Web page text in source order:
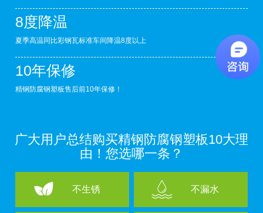
8度降温
夏季高温同比彩钢瓦标准车间降温8度以上
10年保修
精钢防腐钢塑板售后前10年保修！
广大用户总结购买精钢防腐钢塑板10大理
由！您选哪一条？
不生锈 不漏水